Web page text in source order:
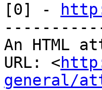
[0] -
An HTML
URL: <
general/